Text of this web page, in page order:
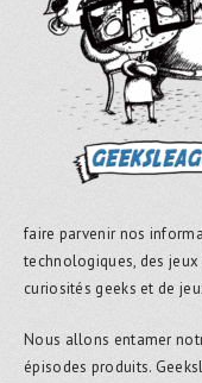
faire parvenir nos
technologiques, des
curiosités geeks et de
Nous allons entamer
épisodes produits.